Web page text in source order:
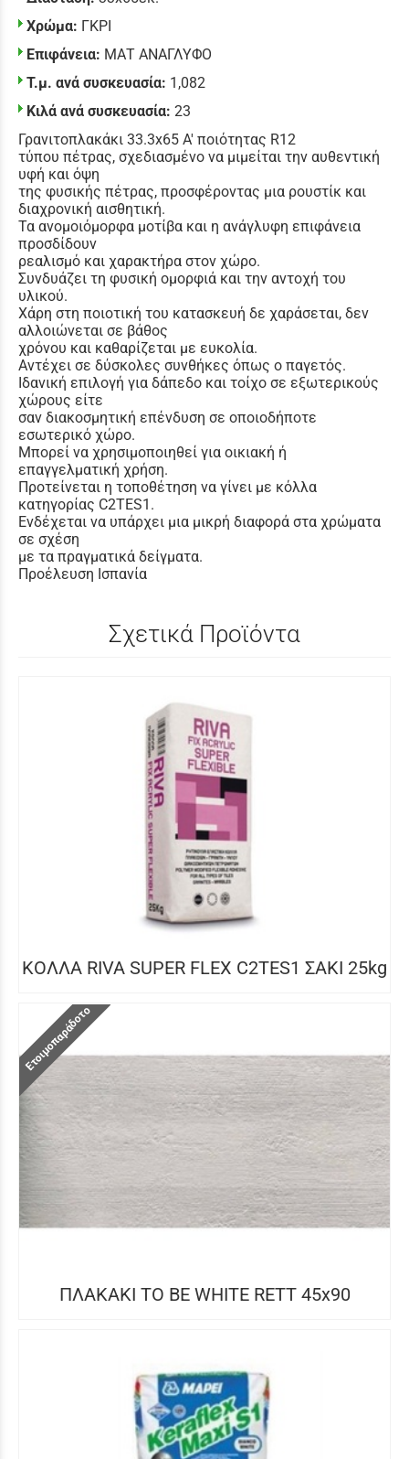
Χρώμα: ΓΚΡΙ
Επιφάνεια: ΜΑΤ ΑΝΑΓΛΥΦΟ
Τ.μ. ανά συσκευασία: 1,082
Κιλά ανά συσκευασία: 23
Γρανιτοπλακάκι 33.3x65 Α' ποιότητας R12
τύπου πέτρας, σχεδιασμένο να μιμείται την αυθεντική
υφή και όψη
της φυσικής πέτρας, προσφέροντας μια ρουστίκ και
διαχρονική αισθητική.
Τα ανομοιόμορφα μοτίβα και η ανάγλυφη επιφάνεια
προσδίδουν
ρεαλισμό και χαρακτήρα στον χώρο.
Συνδυάζει τη φυσική ομορφιά και την αντοχή του
υλικού.
Χάρη στη ποιοτική του κατασκευή δε χαράσεται, δεν
αλλοιώνεται σε βάθος
χρόνου και καθαρίζεται με ευκολία.
Αντέχει σε δύσκολες συνθήκες όπως ο παγετός.
Ιδανική επιλογή για δάπεδο και τοίχο σε εξωτερικούς
χώρους είτε
σαν διακοσμητική επένδυση σε οποιοδήποτε
εσωτερικό χώρο.
Μπορεί να χρησιμοποιηθεί για οικιακή ή
επαγγελματική χρήση.
Προτείνεται η τοποθέτηση να γίνει με κόλλα
κατηγορίας C2TES1.
Ενδέχεται να υπάρχει μια μικρή διαφορά στα χρώματα
σε σχέση
με τα πραγματικά δείγματα.
Προέλευση Ισπανία
Σχετικά Προϊόντα
ΚΟΛΛΑ RIVA SUPER FLEX C2TES1 ΣΑΚΙ 25kg
Ετοιμοπαράδοτο
ΠΛΑΚΑΚΙ TO BE WHITE RETT 45x90